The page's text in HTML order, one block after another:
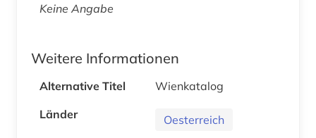
Keine Angabe
Weitere Informationen
Alternative Titel
Wienkatalog
Länder
Oesterreich